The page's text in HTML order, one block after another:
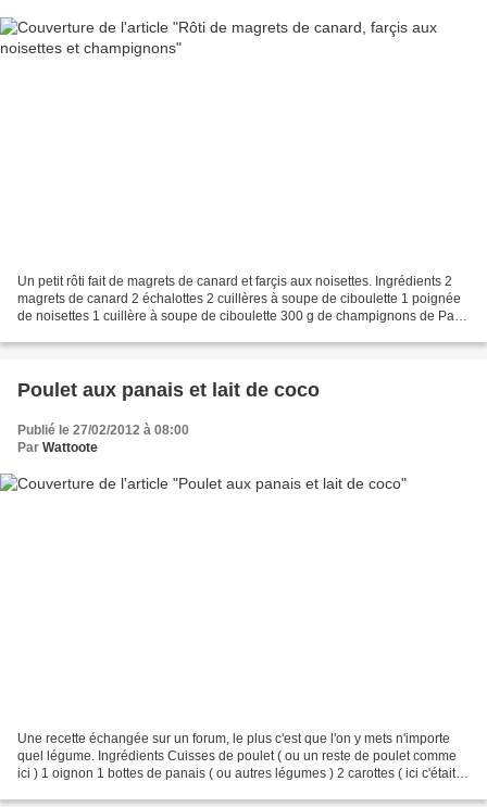
Un petit rôti fait de magrets de canard et farçis aux noisettes. Ingrédients 2
magrets de canard 2 échalottes 2 cuillères à soupe de ciboulette 1 poignée
de noisettes 1 cuillère à soupe de ciboulette 300 g de champignons de Paris
Poulet aux panais et lait de coco
Publié le 27/02/2012 à 08:00
Par Wattoote
Une recette échangée sur un forum, le plus c'est que l'on y mets n'importe
quel légume. Ingrédients Cuisses de poulet ( ou un reste de poulet comme
ici ) 1 oignon 1 bottes de panais ( ou autres légumes ) 2 carottes ( ici c'était 1